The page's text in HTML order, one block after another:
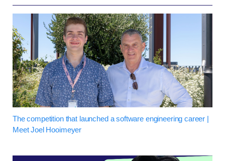
The competition that launched a software engineering career |
Meet Joel Hooimeyer